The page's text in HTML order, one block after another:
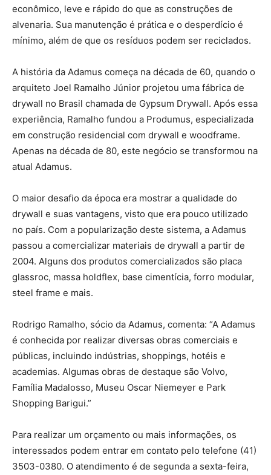
econômico, leve e rápido do que as construções de
alvenaria. Sua manutenção é prática e o desperdício é
mínimo, além de que os resíduos podem ser reciclados.
A história da Adamus começa na década de 60, quando o
arquiteto Joel Ramalho Júnior projetou uma fábrica de
drywall no Brasil chamada de Gypsum Drywall. Após essa
experiência, Ramalho fundou a Produmus, especializada
em construção residencial com drywall e woodframe.
Apenas na década de 80, este negócio se transformou na
atual Adamus.
O maior desafio da época era mostrar a qualidade do
drywall e suas vantagens, visto que era pouco utilizado
no país. Com a popularização deste sistema, a Adamus
passou a comercializar materiais de drywall a partir de
2004. Alguns dos produtos comercializados são placa
glassroc, massa holdflex, base cimentícia, forro modular,
steel frame e mais.
Rodrigo Ramalho, sócio da Adamus, comenta: “A Adamus
é conhecida por realizar diversas obras comerciais e
públicas, incluindo indústrias, shoppings, hotéis e
academias. Algumas obras de destaque são Volvo,
Família Madalosso, Museu Oscar Niemeyer e Park
Shopping Barigui.”
Para realizar um orçamento ou mais informações, os
interessados podem entrar em contato pelo telefone (41)
3503-0380. O atendimento é de segunda a sexta-feira,